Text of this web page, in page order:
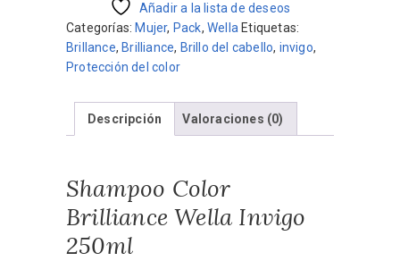
Invigo
250ml
cantidad
Añadir a la lista de deseos
Categorías: Mujer, Pack,Wella Etiquetas:
Brillance, Brilliance, Brillo del cabello, invigo,
Protección del color
Descripción Valoraciones (0)
Shampoo Color
Brilliance Wella Invigo
250ml